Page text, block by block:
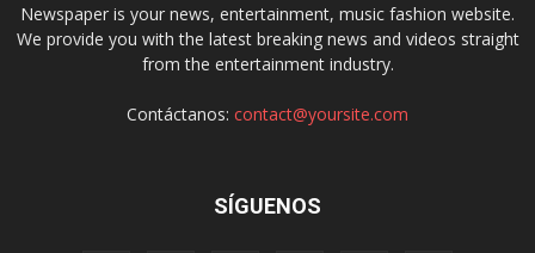
Newspaper is your news, entertainment, music fashion website.
We provide you with the latest breaking news and videos straight
from the entertainment industry.
Contáctanos: contact@yoursite.com
SÍGUENOS